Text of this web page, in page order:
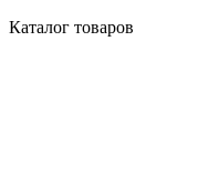
Каталог товаров